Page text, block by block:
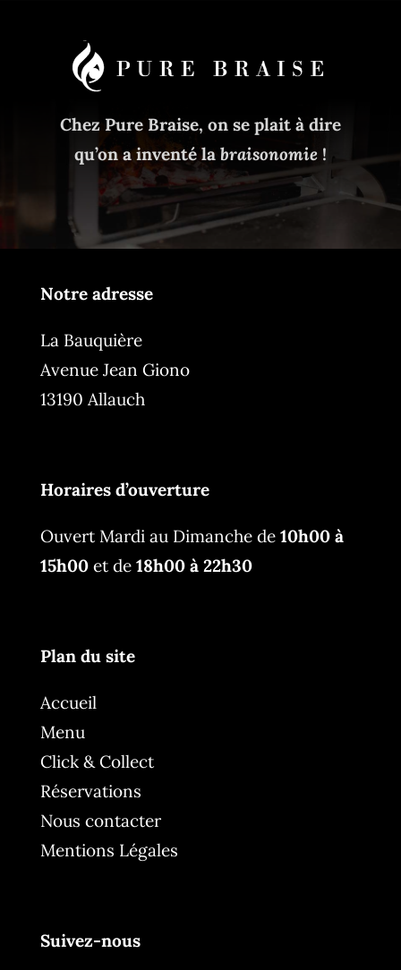
Chez Pure Braise, on se plait à dire
qu’on a inventé la braisonomie !
Notre adresse
La Bauquière
Avenue Jean Giono
13190 Allauch
Horaires d’ouverture
Ouvert Mardi au Dimanche de10h00 à
15h00 et de18h00 à 22h30
Plan du site
Accueil
Menu
Click & Collect
Réservations
Nous contacter
Mentions Légales
Suivez-nous